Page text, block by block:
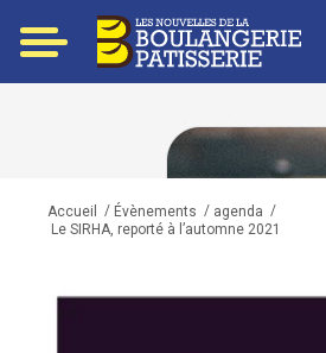
Accueil / Évènements / agenda /
Le SIRHA, reporté à l’automne 2021